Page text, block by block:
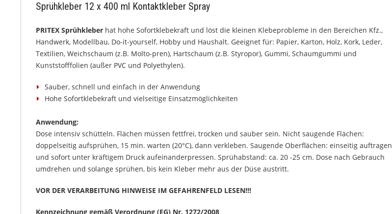
Sprühkleber 12 x 400 ml Kontaktkleber Spray
PRITEX Sprühkleber hat hohe Sofortklebekraft und löst die kleinen Klebeprobleme in den Bereichen Kfz.,
Handwerk, Modellbau, Do-it-yourself, Hobby und Haushalt. Geeignet für: Papier, Karton, Holz, Kork, Leder,
Textilien, Weichschaum (z.B. Molto-pren), Hartschaum (z.B. Styropor), Gummi, Schaumgummi und
Kunststofffolien (außer PVC und Polyethylen).
Sauber, schnell und einfach in der Anwendung
Hohe Sofortklebekraft und vielseitige Einsatzmöglichkeiten
Anwendung:
Dose intensiv schütteln. Flächen müssen fettfrei, trocken und sauber sein. Nicht saugende Flächen:
doppelseitig aufsprühen, 15 min. warten (20°C), dann verkleben. Saugende Oberflächen: einseitig auftragen
und sofort unter kräftigem Druck aufeinanderpressen. Sprühabstand: ca. 20 -25 cm. Dose nach Gebrauch
umdrehen und solange sprühen, bis kein Kleber mehr aus der Düse austritt.
VOR DER VERARBEITUNG HINWEISE IM GEFAHRENFELD LESEN!!!
Kennzeichnung gemäß Verordnung (EG) Nr. 1272/2008